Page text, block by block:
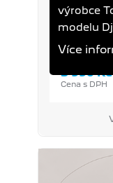
DJANGO
výrobce
modelu
Více
3 990 Kč
Cena s DPH